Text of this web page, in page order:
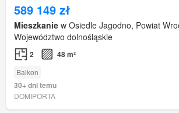
589 149 zł
Mieszkanie w Osiedle Jagodno, Powiat
Województwo dolnośląskie
2 48 m²
Balkon
30+ dni temu
DOMIPORTA